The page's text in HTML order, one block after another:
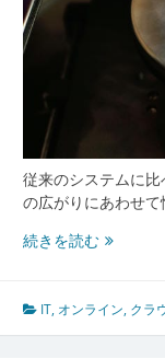
タ
の
持
活
従来のシステムに
の広がりにあわせ
続きを読む進
る
デ
IT, オンライン, クラ